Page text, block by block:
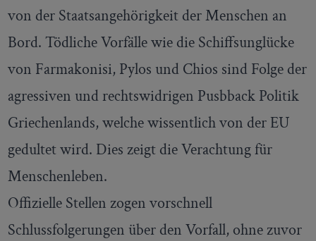
von der Staatsangehörigkeit der Menschen an
Bord. Tödliche Vorfälle wie die Schiffsunglücke
von Farmakonisi, Pylos und Chios sind Folge der
agressiven und rechtswidrigen Pusbback Politik
Griechenlands, welche wissentlich von der EU
gedultet wird. Dies zeigt die Verachtung für
Menschenleben.
Offizielle Stellen zogen vorschnell
Schlussfolgerungen über den Vorfall, ohne zuvor